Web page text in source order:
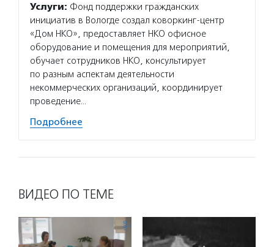
Услуги: Фонд поддержки гражданских
инициатив в Вологде создал коворкинг-центр
«Дом НКО», предоставляет НКО офисное
оборудование и помещения для мероприятий,
обучает сотрудников НКО, консультирует
по разным аспектам деятельности
некоммерческих организаций, координирует
проведение…
Подробнее
ВИДЕО ПО ТЕМЕ